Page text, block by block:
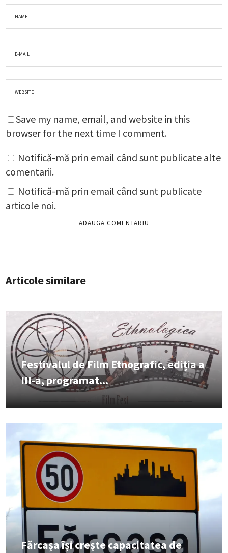
Save my name, email, and website in this
browser for the next time I comment.
Notifică-mă prin email când sunt publicate alte
comentarii.
Notifică-mă prin email când sunt publicate
articole noi.
Articole similare
Festivalul de Film Etnografic, ediția a
III‑a, programat...
Fărcașa își crește capacitatea de